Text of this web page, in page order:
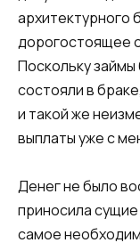
архитектурного
дорогостоящее
Поскольку
состояли в
и такой же
выплаты уже с
Денег не было
приносила
самое